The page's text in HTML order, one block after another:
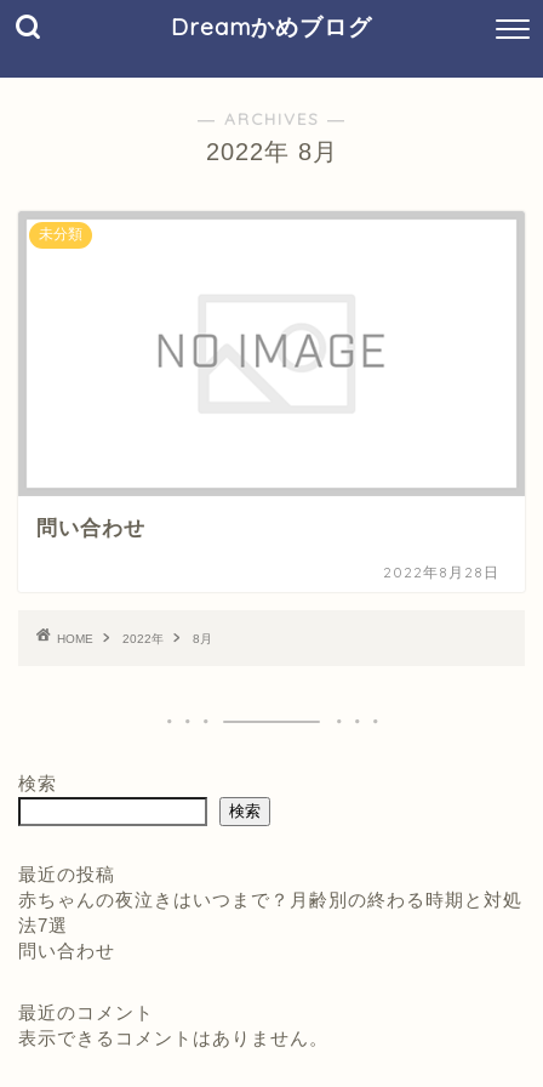
Dreamかめブログ
― ARCHIVES ―
2022年 8月
未分類
問い合わせ
2022年8月28日
HOME 2022年 8月
検索
検索
最近の投稿
赤ちゃんの夜泣きはいつまで？月齢別の終わる時期と対処
法7選
問い合わせ
最近のコメント
表示できるコメントはありません。